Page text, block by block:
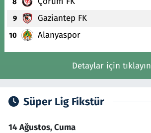
9 Gaziantep FK
10 Alanyaspor
Detaylar için tıklayın
Süper Lig Fikstür
14 Ağustos, Cuma